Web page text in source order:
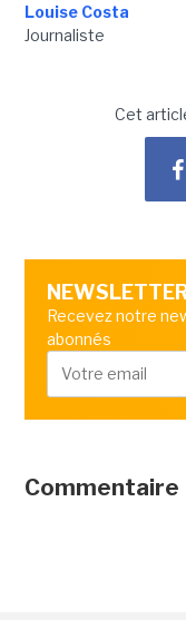
Louise Costa
Journaliste
Cet
Recevez notre
abonnés
Commentaire